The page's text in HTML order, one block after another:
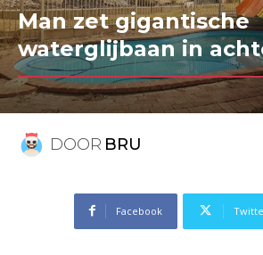
Man zet gigantische
waterglijbaan in
DOOR BRU
Facebook